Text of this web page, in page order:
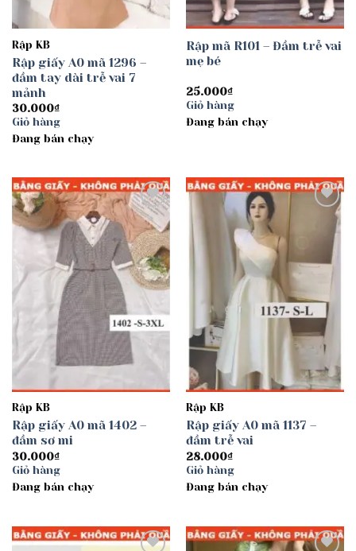
Rập KB
Rập giấy A0 mã 1296 –
đầm tay dài trễ vai 7
mảnh
30.000₫
Giỏ hàng
Đang bán chạy
Rập mã R101 – Đầm trễ vai
mẹ bé
25.000₫
Giỏ hàng
Đang bán chạy
Add to
wishlist
Rập KB
Rập giấy A0 mã 1402 –
đầm sơ mi
30.000₫
Giỏ hàng
Đang bán chạy
wishlist
Rập KB
Rập giấy A0 mã 1137 –
đầm trễ vai
28.000₫
Giỏ hàng
Đang bán chạy